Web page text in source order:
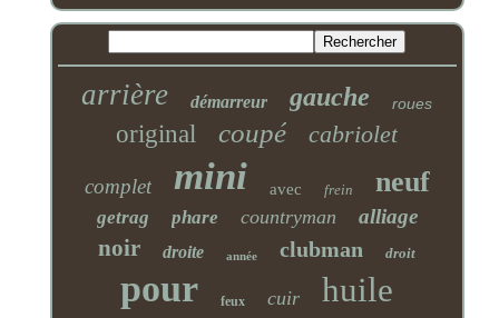
arrière démarreur gauche roues
original coupé cabriolet
complet mini avec frein neuf
getrag phare countryman alliage
noir droite année clubman droit
pour feux cuir huile